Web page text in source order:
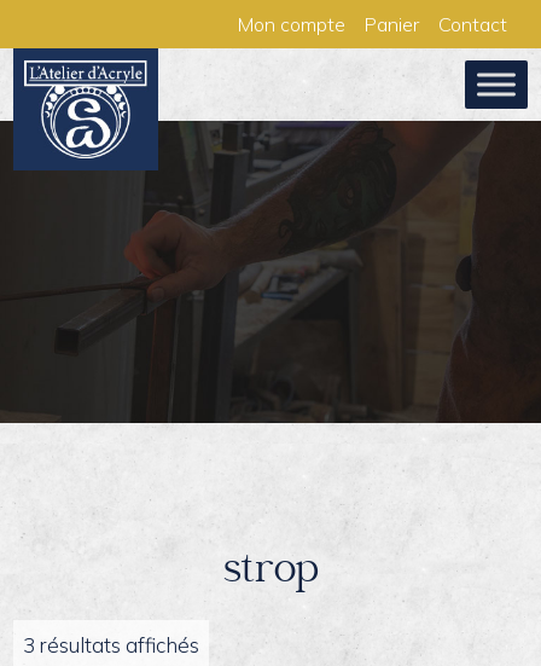
au
contenu
Mon compte Panier Contact
strop
3 résultats affichés
Panneau de gestion des cookies